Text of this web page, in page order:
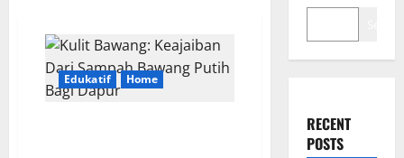
Edukatif Home
RECENT
POSTS